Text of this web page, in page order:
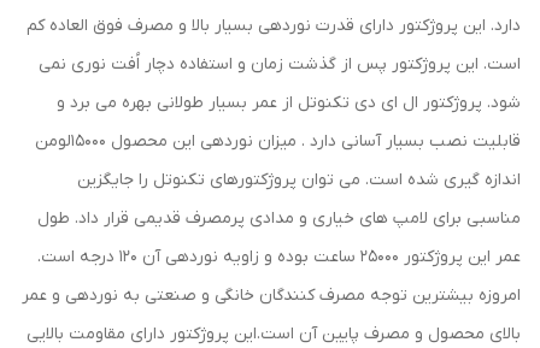
دارد. این پروژکتور دارای قدرت نوردهی بسیار بالا و مصرف فوق العاده کم
است. این پروژکتور پس از گذشت زمان و استفاده دچار اُفت نوری نمی
شود. پروژکتور ال ای دی تکنوتل از عمر بسیار طولانی بهره می برد و
قابلیت نصب بسیار آسانی دارد . میزان نوردهی این محصول 15000لومن
اندازه گیری شده است. می توان پروژکتورهای تکنوتل را جایگزین
مناسبی برای لامپ های خیاری و مدادی پرمصرف قدیمی قرار داد. طول
عمر این پروژکتور 25000 ساعت بوده و زاویه نوردهی آن 120 درجه است.
امروزه بیشترین توجه مصرف کنندگان خانگی و صنعتی به نوردهی و عمر
بالای محصول و مصرف پایین آن است.این پروژکتور دارای مقاومت بالایی